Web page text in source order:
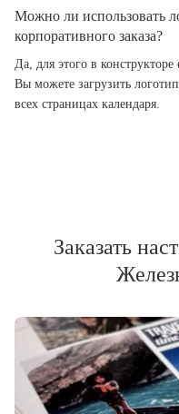
Можно ли использовать
корпоративного заказа?
Да, для этого в
Вы можете загрузить
всех страницах календаря.
Заказать